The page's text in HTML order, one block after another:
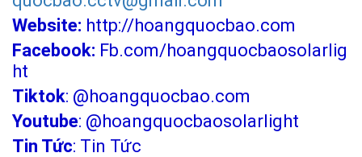
Website: http://hoangquocbao.com
Facebook: Fb.com/hoangquocbaosolarlig
ht
Tiktok: @hoangquocbao.com
Youtube: @hoangquocbaosolarlight
Tin Tức: Tin Tức